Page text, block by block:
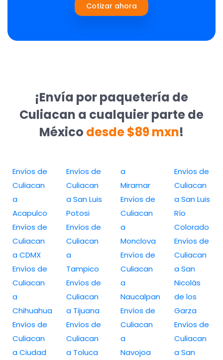
Cotizar ahora
¡Envía por paquetería de
Culiacan a cualquier parte de
México desde $89 mxn!
Envíos de
Culiacan
a
Acapulco
Envíos de
Culiacan
a CDMX
Envíos de
Culiacan
a
Chihuahua
Envíos de
Culiacan
a Ciudad
Envíos de
Culiacan
a San Luis
Potosi
Envíos de
Culiacan
a
Tampico
Envíos de
Culiacan
a Tijuana
Envíos de
Culiacan
a Toluca
a
Miramar
Envíos de
Culiacan
a
Monclova
Envíos de
Culiacan
a
Naucalpan
Envíos de
Culiacan
a
Navojoa
Envíos de
Culiacan
a San Luis
Río
Colorado
Envíos de
Culiacan
a San
Nicolás
de los
Garza
Envíos de
Culiacan
a San